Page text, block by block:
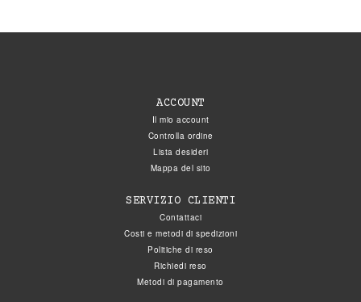
ACCOUNT
Il mio account
Controlla ordine
Lista desideri
Mappa del sito
SERVIZIO CLIENTI
Contattaci
Costi e metodi di spedizioni
Politiche di reso
Richiedi reso
Metodi di pagamento